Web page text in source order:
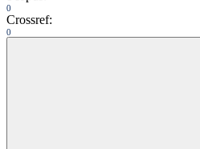
0
Crossref:
0